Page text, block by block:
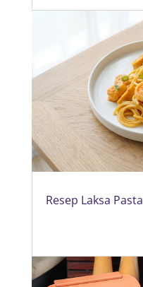
Resep Laksa Pasta